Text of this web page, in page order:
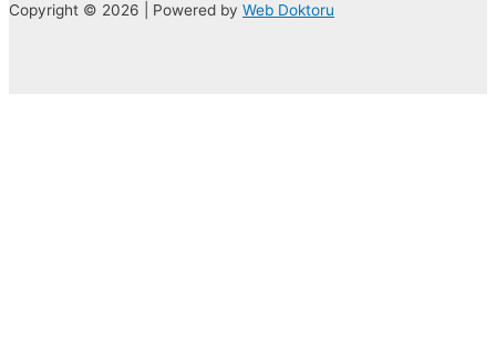
Copyright © 2026 | Powered by Web Doktoru